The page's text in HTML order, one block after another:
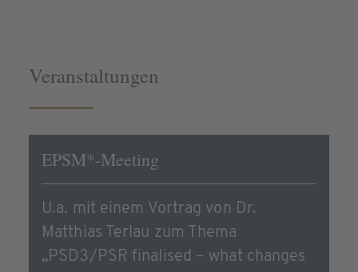
Veranstaltungen
EPSM*-Meeting
U.a. mit einem Vortrag von Dr.
Matthias Terlau zum Thema
„PSD3/PSR finalised – what changes